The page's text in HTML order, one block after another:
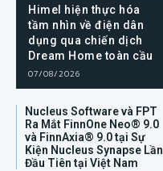
Himel hiện thực hóa
tầm nhìn về điện dân
dụng qua chiến dịch
Dream Home toàn cầu
07/08/2026
Nucleus Software và FPT
Ra Mắt FinnOne Neo® 9.0
và FinnAxia® 9.0 tại Sự
Kiện Nucleus Synapse Lần
Đầu Tiên tại Việt Nam